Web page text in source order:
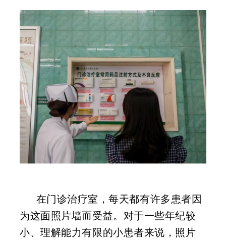
在门诊治疗室，每天都有许多患者因
为这面照片墙而受益。对于一些年纪较
小、理解能力有限的小患者来说，照片